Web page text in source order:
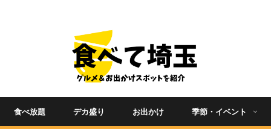
食べ放題 デカ盛り お出かけ 季節・イベント